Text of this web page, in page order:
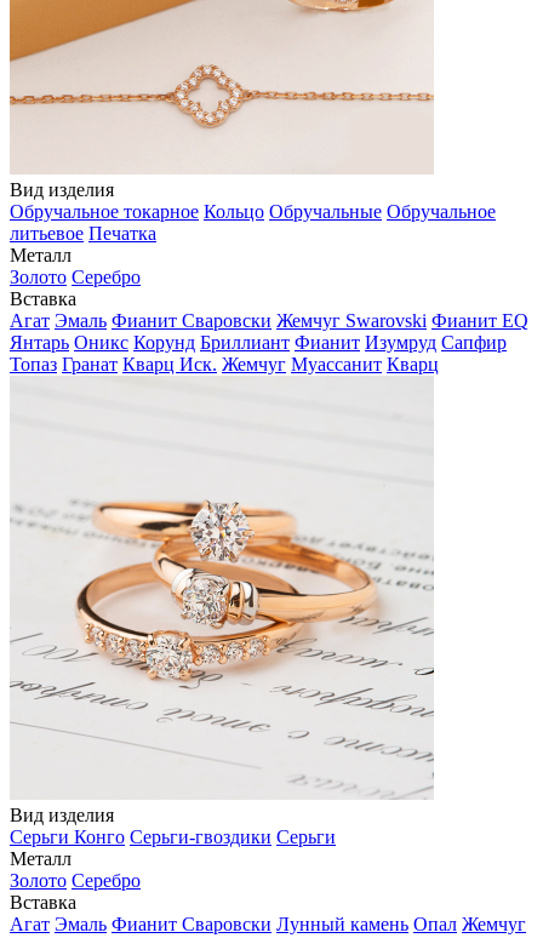
Вид изделия
Обручальное токарное Кольцо Обручальные Обручальное
литьевое Печатка
Металл
Золото Серебро
Вставка
Агат Эмаль Фианит Сваровски Жемчуг Swarovski Фианит EQ
Янтарь Оникс Корунд Бриллиант Фианит Изумруд Сапфир
Топаз Гранат Кварц Иск. Жемчуг Муассанит Кварц
Вид изделия
Серьги Конго Серьги-гвоздики Серьги
Металл
Золото Серебро
Вставка
Агат Эмаль Фианит Сваровски Лунный камень Опал Жемчуг